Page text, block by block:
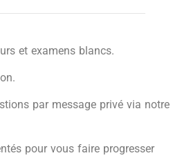
et examens blancs.
par message privé via notre
pour vous faire progresser